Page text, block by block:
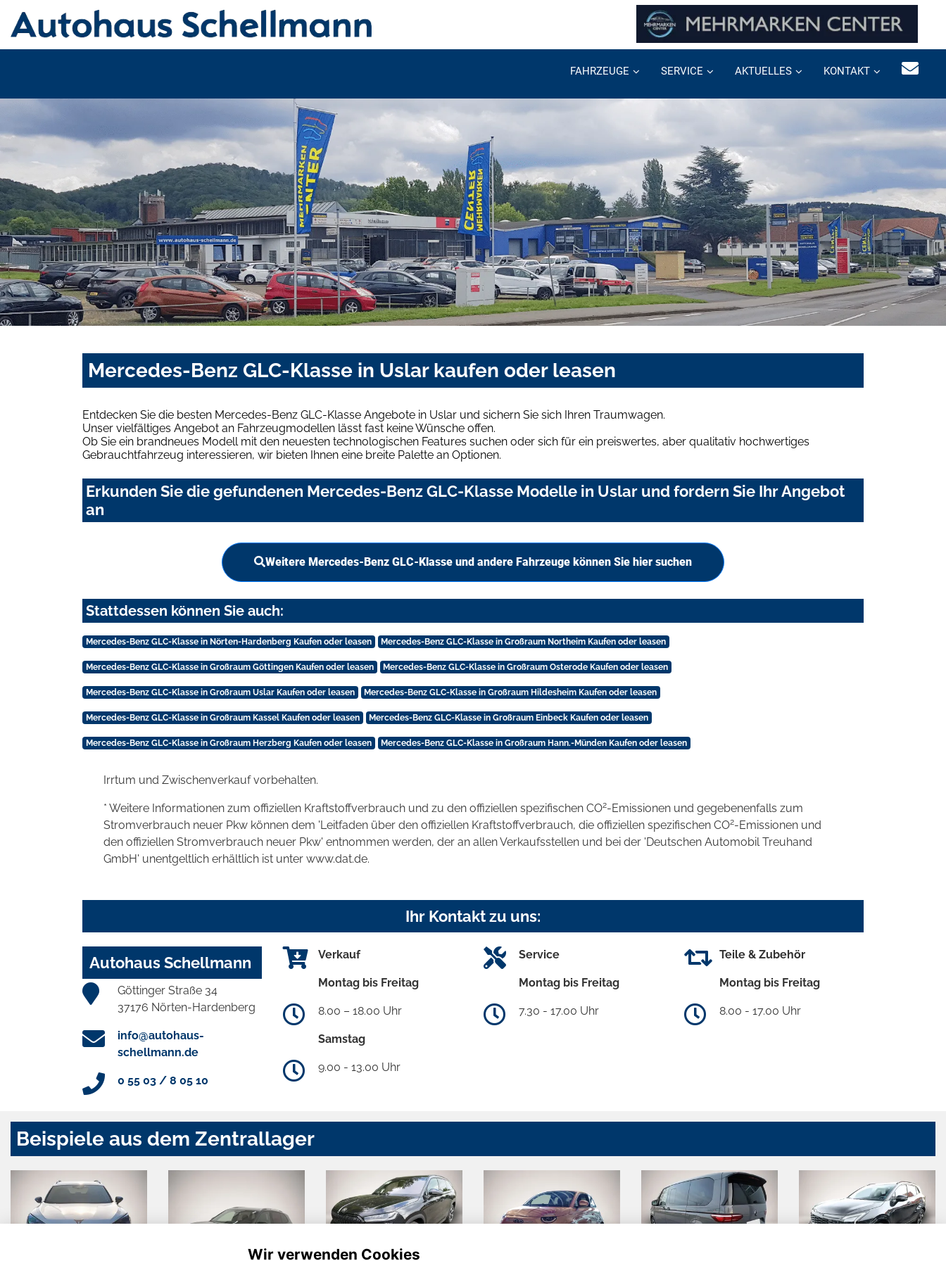
FAHRZEUGE SERVICE AKTUELLES KONTAKT
Mercedes-Benz GLC-Klasse in Uslar kaufen oder leasen
Entdecken Sie die besten Mercedes-Benz GLC-Klasse Angebote in Uslar und sichern Sie sich Ihren Traumwagen.
Unser vielfältiges Angebot an Fahrzeugmodellen lässt fast keine Wünsche offen.
Ob Sie ein brandneues Modell mit den neuesten technologischen Features suchen oder sich für ein preiswertes, aber qualitativ hochwertiges
Gebrauchtfahrzeug interessieren, wir bieten Ihnen eine breite Palette an Optionen.
Erkunden Sie die gefundenen Mercedes-Benz GLC-Klasse Modelle in Uslar und fordern Sie Ihr Angebot
an
Weitere Mercedes-Benz GLC-Klasse und andere Fahrzeuge können Sie hier suchen
Stattdessen können Sie auch:
Mercedes-Benz GLC-Klasse in Nörten-Hardenberg Kaufen oder leasen Mercedes-Benz GLC-Klasse in Großraum Northeim Kaufen oder leasen
Mercedes-Benz GLC-Klasse in Großraum Göttingen Kaufen oder leasen Mercedes-Benz GLC-Klasse in Großraum Osterode Kaufen oder leasen
Mercedes-Benz GLC-Klasse in Großraum Uslar Kaufen oder leasen Mercedes-Benz GLC-Klasse in Großraum Hildesheim Kaufen oder leasen
Mercedes-Benz GLC-Klasse in Großraum Kassel Kaufen oder leasen Mercedes-Benz GLC-Klasse in Großraum Einbeck Kaufen oder leasen
Mercedes-Benz GLC-Klasse in Großraum Herzberg Kaufen oder leasen Mercedes-Benz GLC-Klasse in Großraum Hann.-Münden Kaufen oder leasen
Irrtum und Zwischenverkauf vorbehalten.
* Weitere Informationen zum offiziellen Kraftstoffverbrauch und zu den offiziellen spezifischen CO2-Emissionen und gegebenenfalls zum
Stromverbrauch neuer Pkw können dem 'Leitfaden über den offiziellen Kraftstoffverbrauch, die offiziellen spezifischen CO2-Emissionen und
den offiziellen Stromverbrauch neuer Pkw' entnommen werden, der an allen Verkaufsstellen und bei der 'Deutschen Automobil Treuhand
GmbH' unentgeltlich erhältlich ist unter www.dat.de.
Ihr Kontakt zu uns:
Autohaus Schellmann
Göttinger Straße 34
37176 Nörten-Hardenberg
info@autohaus-
schellmann.de
0 55 03 / 8 05 10
Verkauf
Montag bis Freitag
8.00 – 18.00 Uhr
Samstag
9.00 - 13.00 Uhr
Service
Montag bis Freitag
7.30 - 17.00 Uhr
Teile & Zubehör
Montag bis Freitag
8.00 - 17.00 Uhr
Beispiele aus dem Zentrallager
Wir verwenden Cookies